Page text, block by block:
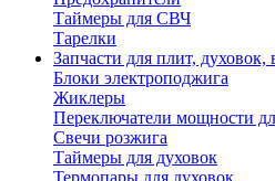
Таймеры для СВЧ
Тарелки
Запчасти для плит,
Блоки электроподжига
Жиклеры
Переключатели мощности
Свечи розжига
Таймеры для духовок
Термопары для духовок